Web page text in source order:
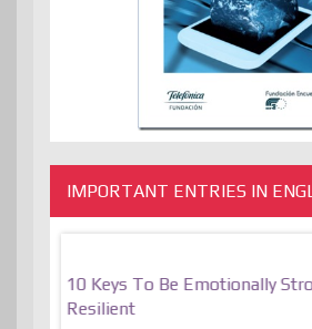
IMPORTANT ENTRIES IN
10 Keys To Be Emotionally
Resilient